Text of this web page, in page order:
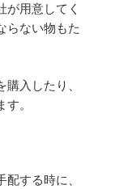
が用意してく
らない物もた
購入したり、
。
する時に、